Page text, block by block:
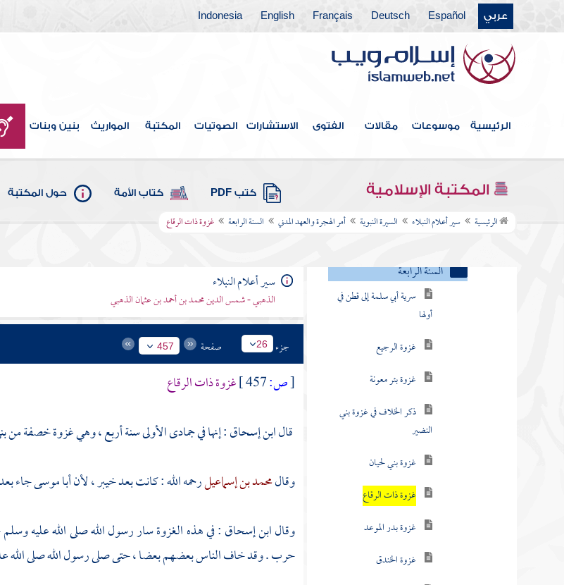
عربي Español
Deutsch
Français
English
Indonesia
الرئيسية موسوعات مقالات الفتوى الاستشارات الصوتيات المكتبة المواريث بنين وبنات
المكتبة الإسلامية كتب PDF كتاب الأمة حول المكتبة
الرئيسية سير أعلام النبلاء السيرة النبوية أمر الهجرة والعهد المدني السنة الرابعة غزوة ذات الرقاع
سياق خروج النبي صلى الله عليه
وسلم إلى المدينة مهاجرا
السنة الأولى من الهجرة
سنة ثلاث
السنة الرابعة
سرية أبي سلمة إلى قطن في
غزوة بئر معونة
ذكر الخلاف في غزوة بني
النضير
غزوة بني لحيان
غزوة ذات الرقاع
غزوة بدر الموعد
أسماء من استشهد من
الصحابة يوم بئر معونة
السنة الخامسة
سنة ست من الهجرة
سير أعلام النبلاء
الذهبي - شمس الدين محمد بن أحمد بن عثمان الذهبي
جزء 26 صفحة 457
[ص:
غزوة ذات الرقاع
قالابن إسحاق: إنها في جمادى الأولى سنة أربع ، وهي غزوة خصفة من
وقالمحمد بن إسماعيلرحمه الله : كانت بعدخيبر ،لأنأبا موسىجاء
وقالابن إسحاق: في هذه الغزوة سار رسول الله صلى الله عليه
حرب . وقد خاف الناس بعضهم بعضا ، حتى صلى رسول الله صلى الله